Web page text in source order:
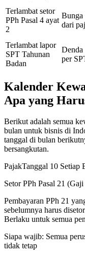
Terlambat setor
PPh Pasal 4 ayat
2
Bunga
dari
Terlambat lapor
SPT Tahunan
Badan
Denda
per
Kalender
Apa yang
Berikut adalah semua
bulan untuk bisnis di
tanggal di bulan
bersangkutan.
PajakTanggal 10 Setiap
Setor PPh Pasal 21
Pembayaran PPh 21
sebelumnya harus
Berlaku untuk semua
Siapa wajib: Semua
tidak tetap